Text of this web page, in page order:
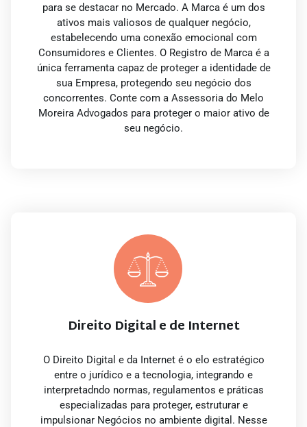
para se destacar no Mercado. A Marca é um dos
ativos mais valiosos de qualquer negócio,
estabelecendo uma conexão emocional com
Consumidores e Clientes. O Registro de Marca é a
única ferramenta capaz de proteger a identidade de
sua Empresa, protegendo seu negócio dos
concorrentes. Conte com a Assessoria do Melo
Moreira Advogados para proteger o maior ativo de
seu negócio.
Direito Digital e de Internet
O Direito Digital e da Internet é o elo estratégico
entre o jurídico e a tecnologia, integrando e
interpretadndo normas, regulamentos e práticas
especializadas para proteger, estruturar e
impulsionar Negócios no ambiente digital. Nesse